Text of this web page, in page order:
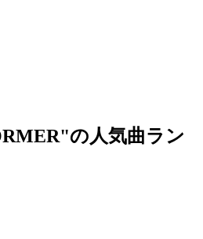
の人気曲ラン